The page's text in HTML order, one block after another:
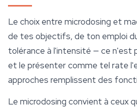
Le choix entre microdosing et
de tes objectifs, de ton emploi
tolérance à l'intensité — ce n'est
et le présenter comme tel rate
approches remplissent des
Le microdosing convient à ceux